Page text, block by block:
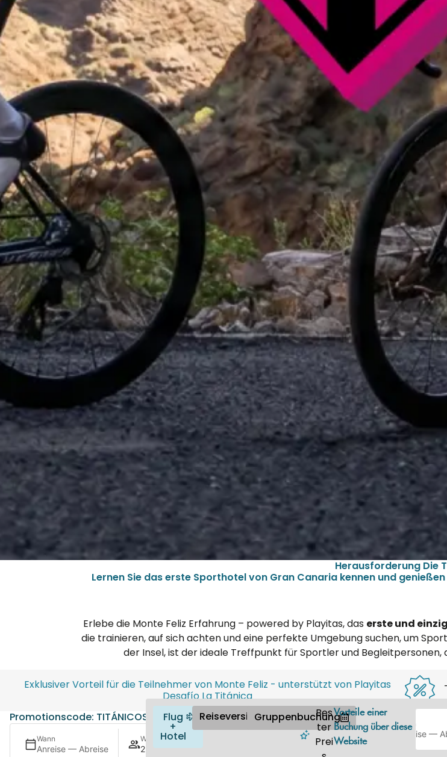
Flug
+
Hotel
ReiseversicherungGruppenbuchung
Bes
ter
Prei
Vorteile einer
Buchung über diese
Website
Wann
Anreise —
Herausforderung Die
Lernen Sie das erste Sporthotel von Gran Canaria kennen und
Erlebe die Monte Feliz Erfahrung – powered by Playitas, das erste und
die trainieren, auf sich achten und eine perfekte Umgebung suchen, um
der Insel, ist der ideale Treffpunkt für Sportler und Begleitpersonen,
Exklusiver Vorteil für die Teilnehmer von Monte Feliz - unterstützt von Playitas
Desafío La Titánica
Promotionscode: TITÁNICOS
Wann
Anreise — Abreise
Wer
2 Erwachsene · 1 Zimmer Suchen